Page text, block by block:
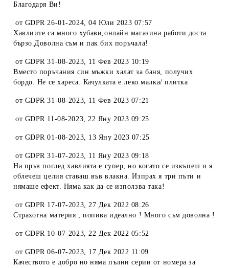
Благодаря Ви!
от GDPR 26-01-2024,04 Юли 2023 07:57
Хавлиите са много хубави,онлайн магазина работи доста
бързо.Доволна съм и пак бих поръчала!
от GDPR 31-08-2023, 11 Фев 2023 10:19
Вместо поръчания син мъжки халат за баня, получих
бордо. Не се хареса. Качулката е леко малка/ плитка
от GDPR 31-08-2023, 11 Фев 2023 07:21
от GDPR 11-08-2023,22 Яну 2023 09:25
от GDPR 01-08-2023, 13 Яну 2023 07:25
от GDPR 31-07-2023, 11 Яну 2023 09:18
На пръв поглед хавлията е супер, но когато се изкъпеш и я
облечеш целия ставаш във влакна. Изпрах я три пъти и
нямаше ефект. Няма как да се използва така!
от GDPR 17-07-2023,27 Дек 2022 08:26
Страхотна материя , попива идеално ! Много съм доволна !
от GDPR 10-07-2023,22 Дек 2022 05:52
от GDPR 06-07-2023, 17 Дек 2022 11:09
Качеството е добро но няма пълни серии от номера за